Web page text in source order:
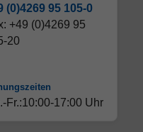
(0)4269 95 105-0
+49 (0)4269 95
20
Fr.:10:00-17:00 Uhr